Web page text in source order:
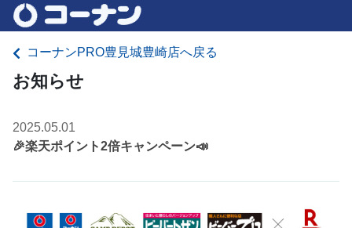
コーナンPRO豊見城豊崎店へ戻る
お知らせ
2025.05.01
🎉楽天ポイント2倍キャンペーン📣